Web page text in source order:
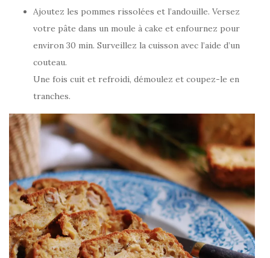
Ajoutez les pommes rissolées et l’andouille. Versez
votre pâte dans un moule à cake et enfournez pour
environ 30 min. Surveillez la cuisson avec l’aide d’un
couteau.
Une fois cuit et refroidi, démoulez et coupez-le en
tranches.